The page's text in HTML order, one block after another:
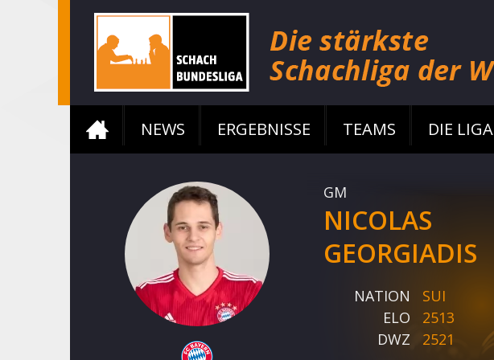
NEWS ERGEBNISSE TEAMS DIE LIGA
GM
NICOLAS
GEORGIADIS
NATION
SUI
ELO
2513
DWZ
2521